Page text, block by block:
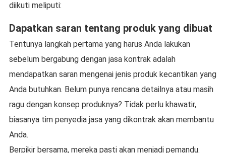
diikuti meliputi:
Dapatkan saran tentang produk yang dibuat
Tentunya langkah pertama yang harus Anda lakukan
sebelum bergabung dengan jasa kontrak adalah
mendapatkan saran mengenai jenis produk kecantikan yang
Anda butuhkan. Belum punya rencana detailnya atau masih
ragu dengan konsep produknya? Tidak perlu khawatir,
biasanya tim penyedia jasa yang dikontrak akan membantu
Anda.
Berpikir bersama, mereka pasti akan menjadi pemandu.